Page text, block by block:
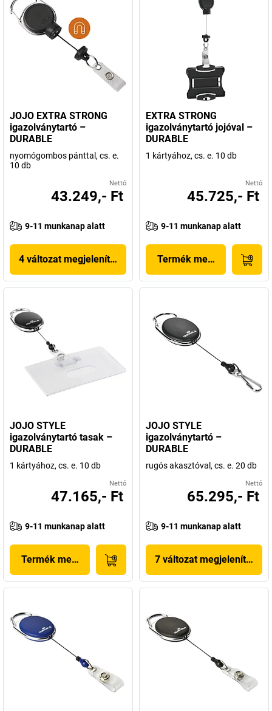
JOJO EXTRA STRONG
igazolványtartó –
DURABLE
nyomógombos pánttal, cs. e.
10 db
Nettó
43.249,- Ft
9-11 munkanap alatt
4 változat megjelenítése
EXTRA STRONG
igazolványtartó jojóval –
DURABLE
1 kártyához, cs. e. 10 db
Nettó
45.725,- Ft
9-11 munkanap alatt
Termék megjelenítése
JOJO STYLE
igazolványtartó tasak –
DURABLE
1 kártyához, cs. e. 10 db
Nettó
47.165,- Ft
9-11 munkanap alatt
Termék megjelenítése
JOJO STYLE
igazolványtartó –
DURABLE
rugós akasztóval, cs. e. 20 db
Nettó
65.295,- Ft
9-11 munkanap alatt
7 változat megjelenítése